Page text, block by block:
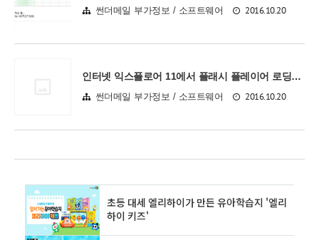
썬더메일 부가정보 / 소프트웨어 2016.10.20
인터넷 익스플로어 11에서 플래시 플레이어 로딩되지 않을 때 조치 방법
썬더메일 부가정보 / 소프트웨어 2016.10.20